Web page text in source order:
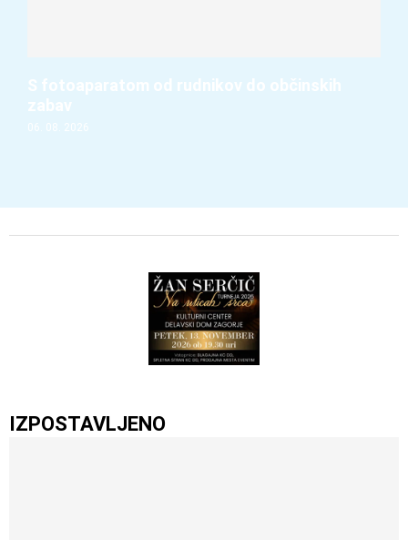
S fotoaparatom od rudnikov do občinskih
zabav
06. 08. 2026
IZPOSTAVLJENO